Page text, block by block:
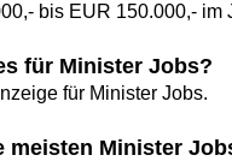
bis EUR 150.000,- im
für Minister Jobs?
für Minister Jobs.
Minister